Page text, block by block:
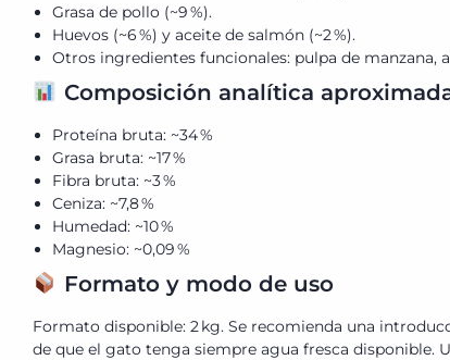
Grasa de pollo (~9 %).
Huevos (~6 %) y aceite de salmón (~2 %).
Otros ingredientes funcionales: pulpa de manzana,
Composición analítica
Proteína bruta: ~34 %
Grasa bruta: ~17 %
Fibra bruta: ~3 %
Ceniza: ~7,8 %
Humedad: ~10 %
Magnesio: ~0,09 %
Formato y modo de uso
Formato disponible: 2 kg. Se recomienda una
de que el gato tenga siempre agua fresca disponible.